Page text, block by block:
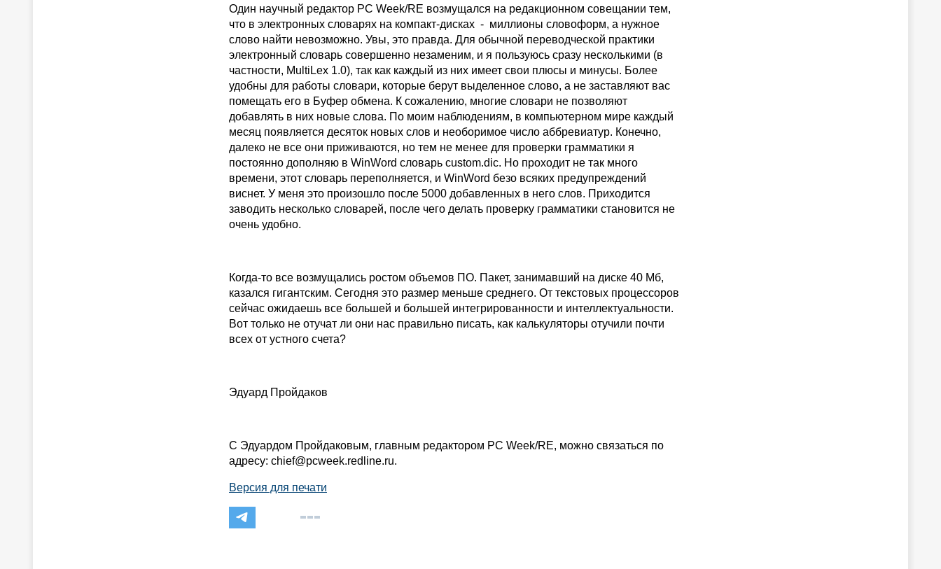
Один научный редактор PC Week/RE возмущался на редакционном совещании тем,
что в электронных словарях на компакт-дисках - миллионы словоформ, а нужное
слово найти невозможно. Увы, это правда. Для обычной переводческой практики
электронный словарь совершенно незаменим, и я пользуюсь сразу несколькими (в
частности, MultiLex 1.0), так как каждый из них имеет свои плюсы и минусы. Более
удобны для работы словари, которые берут выделенное слово, а не заставляют вас
помещать его в Буфер обмена. К сожалению, многие словари не позволяют
добавлять в них новые слова. По моим наблюдениям, в компьютерном мире каждый
месяц появляется десяток новых слов и необоримое число аббревиатур. Конечно,
далеко не все они приживаются, но тем не менее для проверки грамматики я
постоянно дополняю в WinWord словарь custom.dic. Но проходит не так много
времени, этот словарь переполняется, и WinWord безо всяких предупреждений
виснет. У меня это произошло после 5000 добавленных в него слов. Приходится
заводить несколько словарей, после чего делать проверку грамматики становится не
очень удобно.
Когда-то все возмущались ростом объемов ПО. Пакет, занимавший на диске 40 Мб,
казался гигантским. Сегодня это размер меньше среднего. От текстовых процессоров
сейчас ожидаешь все большей и большей интегрированности и интеллектуальности.
Вот только не отучат ли они нас правильно писать, как калькуляторы отучили почти
всех от устного счета?
Эдуард Пройдаков
С Эдуардом Пройдаковым, главным редактором PC Week/RE, можно связаться по
адресу: chief@pcweek.redline.ru.
Версия для печати